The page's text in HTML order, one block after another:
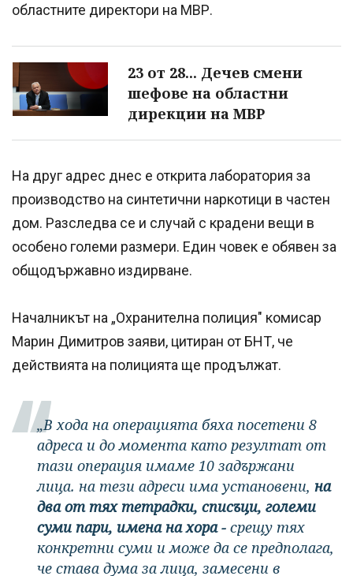
областните директори на МВР.
23 от 28... Дечев смени
шефове на областни
дирекции на МВР
На друг адрес днес е открита лаборатория за
производство на синтетични наркотици в частен
дом. Разследва се и случай с крадени вещи в
особено големи размери. Един човек е обявен за
общодържавно издирване.
Началникът на „Охранителна полиция" комисар
Марин Димитров заяви, цитиран от БНТ, че
действията на полицията ще продължат.
„В хода на операцията бяха посетени 8
адреса и до момента като резултат от
тази операция имаме 10 задържани
лица. на тези адреси има установени, на
два от тях тетрадки, списъци, големи
суми пари, имена на хора - срещу тях
конкретни суми и може да се предполага,
че става дума за лица, замесени в